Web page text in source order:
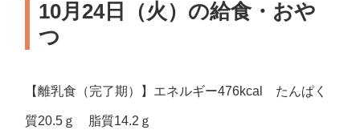
10月24日（火）の給食・おや
つ
【離乳食（完了期）】エネルギー476kcal たんぱく
質20.5ｇ 脂質14.2ｇ